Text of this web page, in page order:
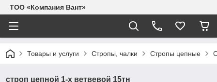
ТОО «Компания Вант»
Товары и услуги Стропы, чалки Стропы цепные
строп цепной 1-х ветвевой 15тн